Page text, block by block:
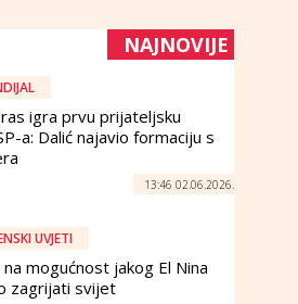
NAJNOVIJE
igra prvu prijateljsku
a: Dalić najavio formaciju s
13:46 02.06.2026.
UVJETI
mogućnost jakog El Nina
zagrijati svijet